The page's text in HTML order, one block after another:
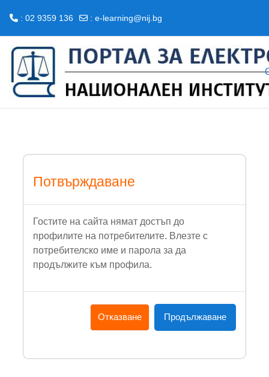
: 02 9359 136 : e-learning@nij.bg
Потвърждаване
Гостите на сайта нямат достъп до
профилите на потребителите. Влезте с
потребителско име и парола за да
продължите към профила.
Отказване Продължаване